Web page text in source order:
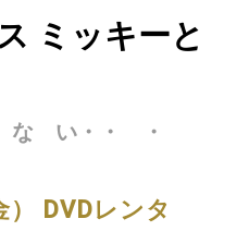
ミッキーと
い・・ ・
DVDレンタ